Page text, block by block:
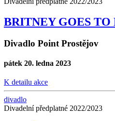
BRITNEY GOES TO
Divadlo Point Prostějov
pátek 20. ledna 2023
K detailu akce
divadlo
Divadelní předplatné 2022/2023